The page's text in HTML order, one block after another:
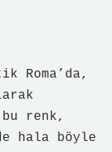
Roma’da,
renk,
hala böyle